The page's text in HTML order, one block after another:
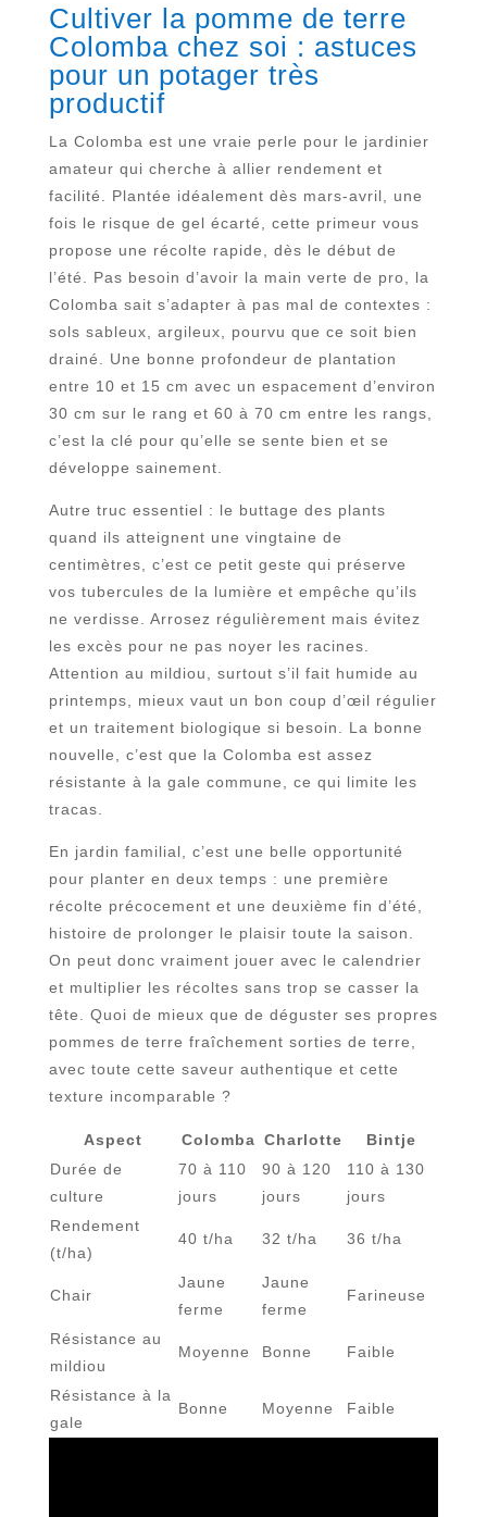
Cultiver la pomme de terre
Colomba chez soi : astuces
pour un potager très
productif
La Colomba est une vraie perle pour le jardinier
amateur qui cherche à allier rendement et
facilité. Plantée idéalement dès mars-avril, une
fois le risque de gel écarté, cette primeur vous
propose une récolte rapide, dès le début de
l’été. Pas besoin d’avoir la main verte de pro, la
Colomba sait s’adapter à pas mal de contextes :
sols sableux, argileux, pourvu que ce soit bien
drainé. Une bonne profondeur de plantation
entre 10 et 15 cm avec un espacement d’environ
30 cm sur le rang et 60 à 70 cm entre les rangs,
c’est la clé pour qu’elle se sente bien et se
développe sainement.
Autre truc essentiel : le buttage des plants
quand ils atteignent une vingtaine de
centimètres, c’est ce petit geste qui préserve
vos tubercules de la lumière et empêche qu’ils
ne verdisse. Arrosez régulièrement mais évitez
les excès pour ne pas noyer les racines.
Attention au mildiou, surtout s’il fait humide au
printemps, mieux vaut un bon coup d’œil régulier
et un traitement biologique si besoin. La bonne
nouvelle, c’est que la Colomba est assez
résistante à la gale commune, ce qui limite les
tracas.
En jardin familial, c’est une belle opportunité
pour planter en deux temps : une première
récolte précocement et une deuxième fin d’été,
histoire de prolonger le plaisir toute la saison.
On peut donc vraiment jouer avec le calendrier
et multiplier les récoltes sans trop se casser la
tête. Quoi de mieux que de déguster ses propres
pommes de terre fraîchement sorties de terre,
avec toute cette saveur authentique et cette
texture incomparable ?
Aspect Colomba Charlotte
Bintje
Durée de
culture
70 à 110
jours
90 à 120
jours
110 à 130
jours
Rendement
(t/ha)
40 t/ha 32 t/ha 36 t/ha
Chair
Jaune
ferme
Jaune
ferme
Farineuse
Résistance au
mildiou
Moyenne Bonne Faible
Résistance à la
gale
Bonne Moyenne Faible